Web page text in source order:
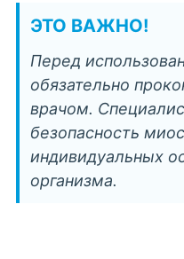
ЭТО ВАЖНО!
Перед
обязательно
врачом.
безопасность
индивидуальных
организма.